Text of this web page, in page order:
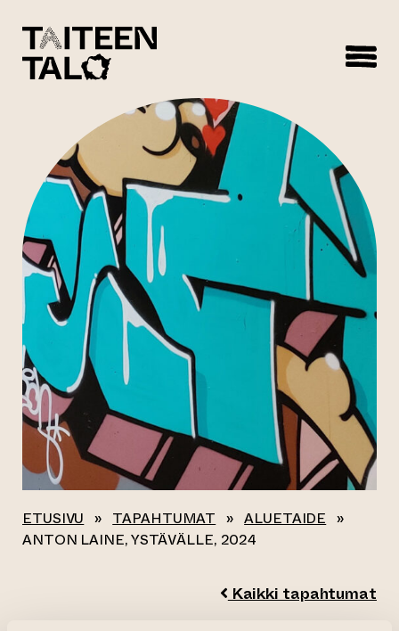
ETUSIVU » TAPAHTUMAT » ALUETAIDE »
ANTON LAINE, YSTÄVÄLLE, 2024
Kaikki tapahtumat